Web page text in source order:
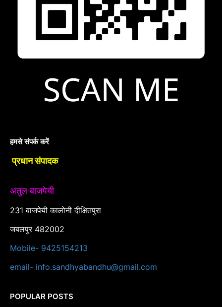
हमसे संपर्क करें
प्रधान संपादक
अतुल बाजपेयी
231 बाजपेयी कालोनी दीक्षितपुरा
जबलपुर 482002
Mobile- 9425154213
email- info.sandhyabandhu@gmail.com
POPULAR POSTS